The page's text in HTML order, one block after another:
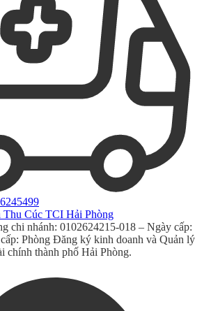
Thu Cúc TCI Hải Phòng
chi nhánh: 0102624215-018 – Ngày cấp:
Phòng Đăng ký kinh doanh và Quản lý
chính thành phố Hải Phòng.